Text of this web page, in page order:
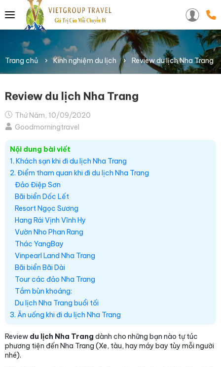
Trang chủ Kinh nghiệm du lịch Review du lịch Nha Trang
Review du lịch Nha Trang
Thứ Năm, 10/09/2020
Goodmorningtravel
Nội dung bài viết
1. Khách sạn khi đi du lịch Nha Trang
2. Điểm tham quan khi đi du lịch Nha Trang
Đảo Điệp Sơn
Bãi biển Dốc Lết
Resort Ngọc Sương
Hang Rái Vịnh Vĩnh Hy
Vườn Nho Phan Rang
Thác YangBay
Vinpearl Land Nha Trang
Bãi biển Bãi Dài
Tour các đảo Nha Trang
Tắm bùn khoáng:
Du lịch Nha Trang buổi tối
3. Ăn uống khi đi du lịch Nha Trang
Review du lịch Nha Trang dành cho những bạn nào tự túc
phương tiện đến Nha Trang (Xe, tàu, hay máy bay tùy mỗi người
nhé).